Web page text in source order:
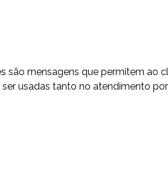
são mensagens que permitem ao
usadas tanto no atendimento